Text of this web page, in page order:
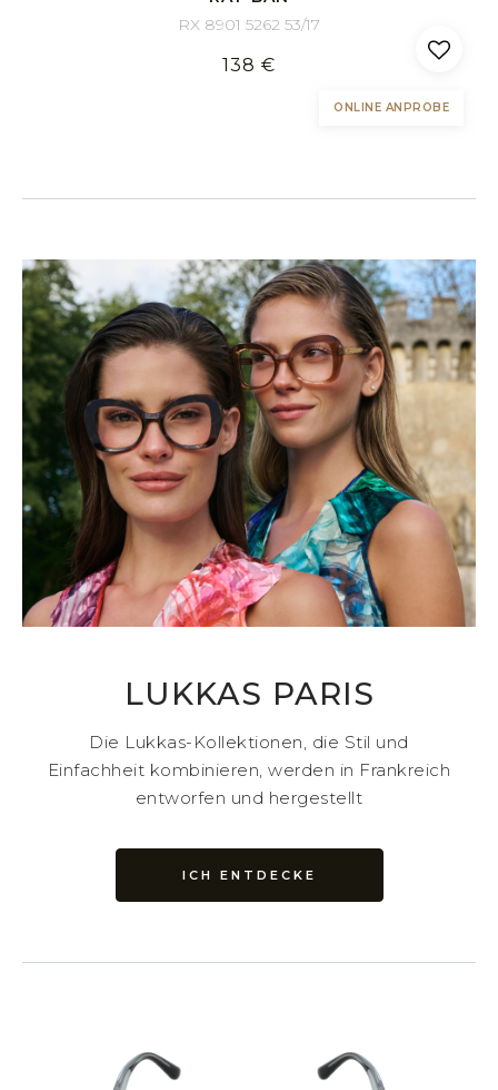
RX 8901 5262 53/17
138 €
ONLINE ANPROBE
LUKKAS PARIS
Die Lukkas-Kollektionen, die Stil und
Einfachheit kombinieren, werden in Frankreich
entworfen und hergestellt
ICH ENTDECKE